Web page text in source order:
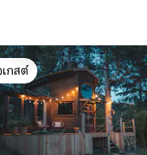
เกสต์
เกสต์